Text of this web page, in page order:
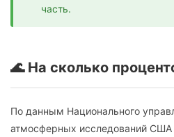
часть.
🌊 На сколько
По данным Национального
атмосферных исследований США